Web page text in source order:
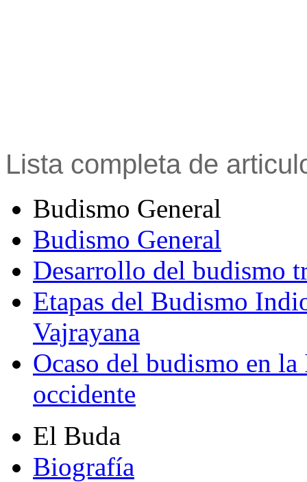
Lista completa de
Budismo General
Budismo General
Desarrollo del budismo
Etapas del Budismo
Vajrayana
Ocaso del budismo en
occidente
El Buda
Biografía